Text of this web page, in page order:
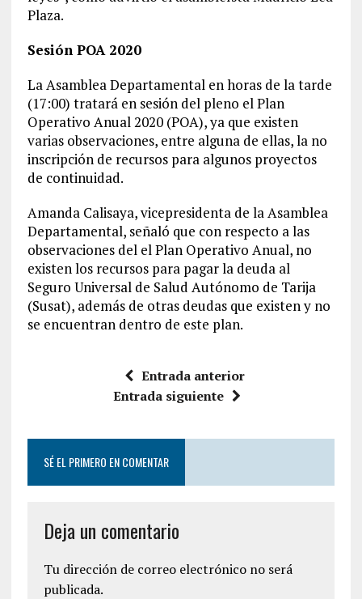
Plaza.
Sesión POA 2020
La Asamblea Departamental en horas de la tarde
(17:00) tratará en sesión del pleno el Plan
Operativo Anual 2020 (POA), ya que existen
varias observaciones, entre alguna de ellas, la no
inscripción de recursos para algunos proyectos
de continuidad.
Amanda Calisaya, vicepresidenta de la Asamblea
Departamental, señaló que con respecto a las
observaciones del el Plan Operativo Anual, no
existen los recursos para pagar la deuda al
Seguro Universal de Salud Autónomo de Tarija
(Susat), además de otras deudas que existen y no
se encuentran dentro de este plan.
Entrada anterior
Entrada siguiente
SÉ EL PRIMERO EN COMENTAR
Deja un comentario
Tu dirección de correo electrónico no será
publicada.